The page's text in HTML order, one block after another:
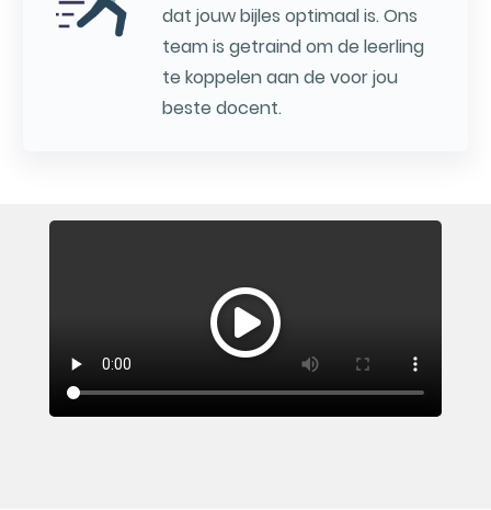
dat jouw bijles optimaal is. Ons
team is getraind om de leerling
te koppelen aan de voor jou
beste docent.